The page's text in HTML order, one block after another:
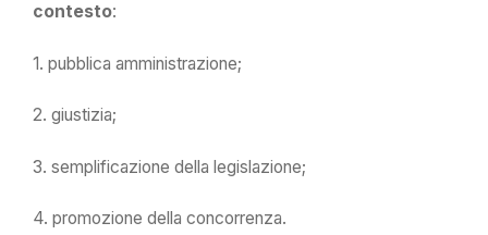
contesto:
1. pubblica amministrazione;
2. giustizia;
3. semplificazione della legislazione;
4. promozione della concorrenza.